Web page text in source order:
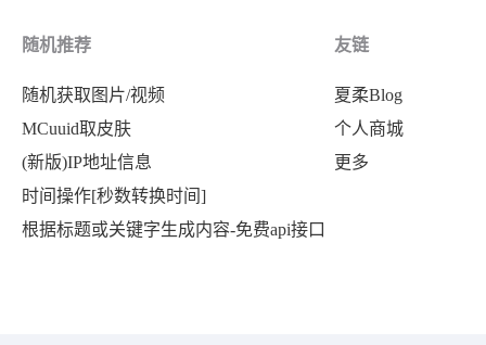
随机推荐
随机获取图片/视频
MCuuid取皮肤
(新版)IP地址信息
时间操作[秒数转换时间]
根据标题或关键字生成内容-免费api接口
友链
夏柔Blog
个人商城
更多